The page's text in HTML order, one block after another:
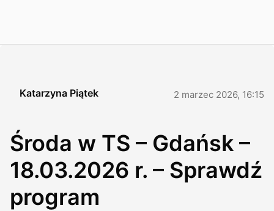
Katarzyna Piątek 2 marzec 2026, 16:15
Środa w TS – Gdańsk –
18.03.2026 r. – Sprawdź
program